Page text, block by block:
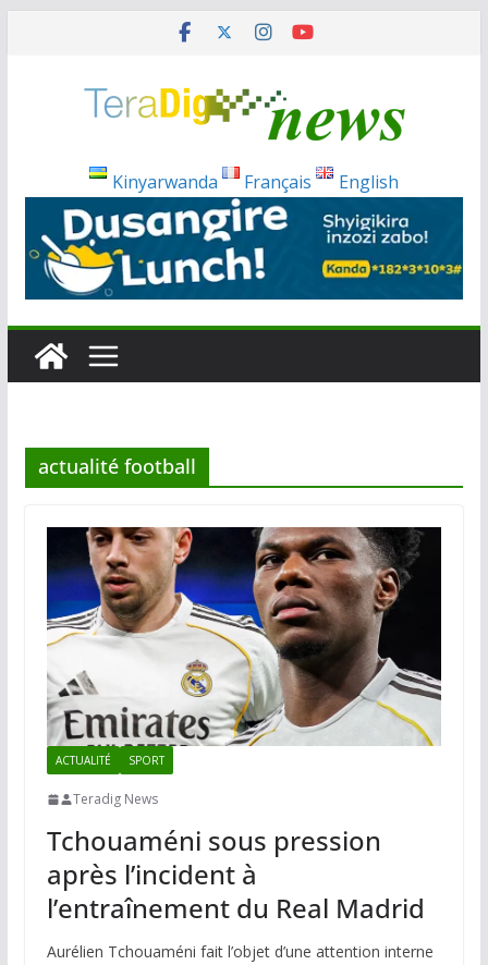
Kinyarwanda Français English
actualité football
ACTUALITÉ SPORT
Teradig News
Tchouaméni sous pression
après l’incident à
l’entraînement du Real Madrid
Aurélien Tchouaméni fait l’objet d’une attention interne